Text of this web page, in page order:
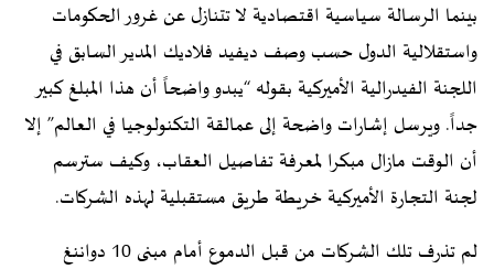
بينما الرسالة سياسية اقتصادية لا تتنازل عن غرور الحكومات
واستقلالية الدول حسب وصف ديفيد فلاديك المدير السابق في
اللجنة الفيدرالية الأميركية بقوله “يبدو واضحاً أن هذا المبلغ كبير
جداً. ويرسل إشارات واضحة إلى عمالقة التكنولوجيا في العالم” إلا
أن الوقت مازال مبكرا لمعرفة تفاصيل العقاب، وكيف سترسم
لجنة التجارة الأميركية خريطة طريق مستقبلية لهذه الشركات.
لم تذرف تلك الشركات من قبل الدموع أمام مبنى 10 دواننغ